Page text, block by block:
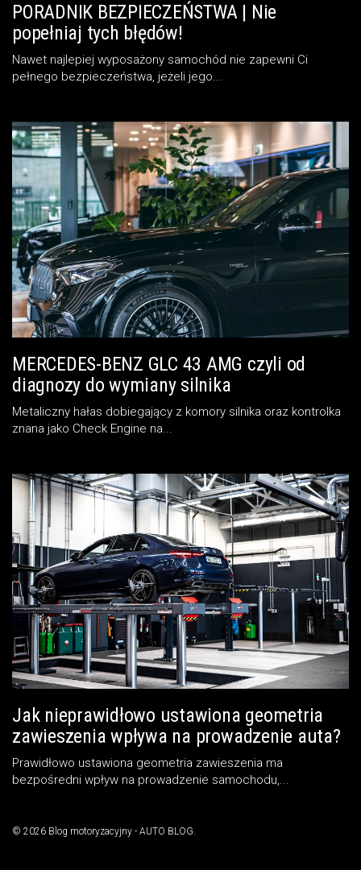
PORADNIK BEZPIECZEŃSTWA | Nie
popełniaj tych błędów!
Nawet najlepiej wyposażony samochód nie zapewni Ci
pełnego bezpieczeństwa, jeżeli jego...
MERCEDES-BENZ GLC 43 AMG czyli od
diagnozy do wymiany silnika
Metaliczny hałas dobiegający z komory silnika oraz kontrolka
znana jako Check Engine na...
Jak nieprawidłowo ustawiona geometria
zawieszenia wpływa na prowadzenie auta?
Prawidłowo ustawiona geometria zawieszenia ma
bezpośredni wpływ na prowadzenie samochodu,...
© 2026 Blog motoryzacyjny - AUTO BLOG.